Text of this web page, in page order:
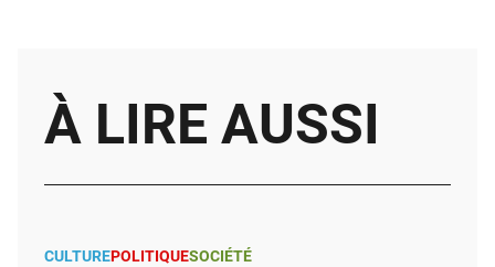
À LIRE AUSSI
CULTUREPOLITIQUESOCIÉTÉ